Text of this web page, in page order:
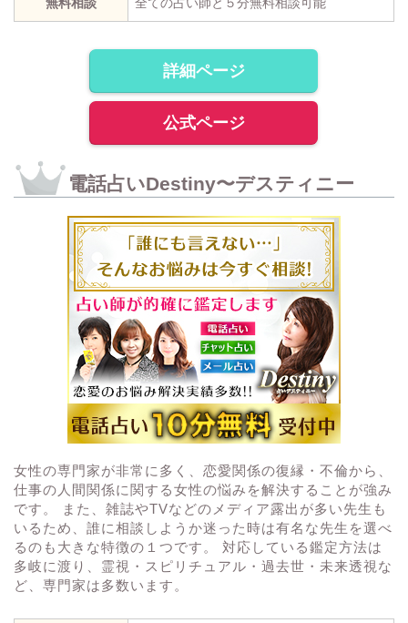
詳細ページ
公式ページ
電話占いDestiny〜デスティニー
女性の専門家が非常に多く、恋愛関係の復縁・不倫から、
仕事の人間関係に関する女性の悩みを解決することが強み
です。 また、雑誌やTVなどのメディア露出が多い先生も
いるため、誰に相談しようか迷った時は有名な先生を選べ
るのも大きな特徴の１つです。 対応している鑑定方法は
多岐に渡り、霊視・スピリチュアル・過去世・未来透視な
ど、専門家は多数います。